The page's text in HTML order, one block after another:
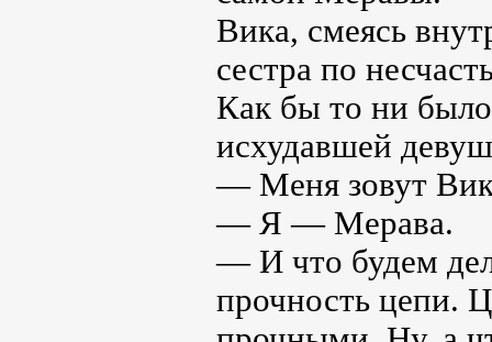
Вика, смеясь
сестра по
Как бы то ни
исхудавшей
— Меня зовут
— Я — Мерава.
— И что будем
прочность цепи.